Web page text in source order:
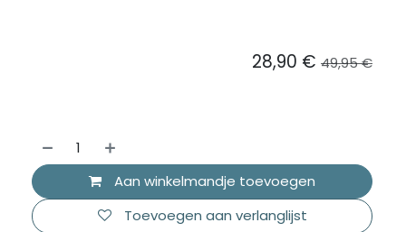
Aan winkelmandje toevoegen
Toevoegen aan verlanglijst
28,90 € 49,95€